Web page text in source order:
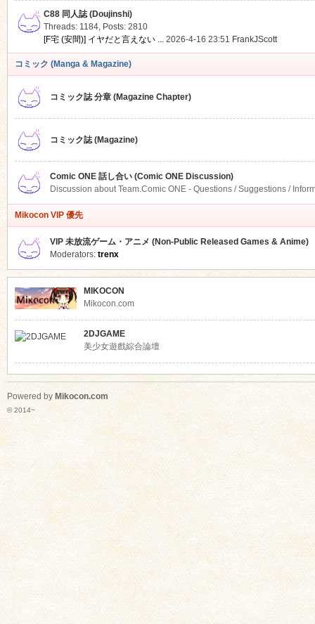
C88 同人誌 (Doujinshi)
Threads: 1184, Posts: 2810
[F宅 (安間)] イヤだと言えない ... 2026-4-16 23:51 FrankJScott
コミック (Manga & Magazine)
コミック誌 分章 (Magazine Chapter)
コミック誌 (Magazine)
Comic ONE 話し合い (Comic ONE Discussion)
Discussion about Team.Comic ONE - Questions / Suggestions /
Mikocon VIP 優先
VIP 未放流ゲーム・アニメ (Non-Public Released Games & Anime)
Moderators: trenx
MIKOCON
Mikocon.com
2DJGAME
美少女遊戲綜合論壇
Powered by Mikocon.com
© 2014~